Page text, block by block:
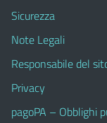
Sicurezza
Note Legali
Responsabile del
Privacy
pagoPA – Obblighi